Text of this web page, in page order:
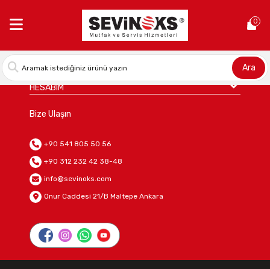
0
Ara
DAHA FAZLA
HESABIM
Bize Ulaşın
+90 541 805 50 56
+90 312 232 42 38-48
info@sevinoks.com
Onur Caddesi 21/B Maltepe Ankara